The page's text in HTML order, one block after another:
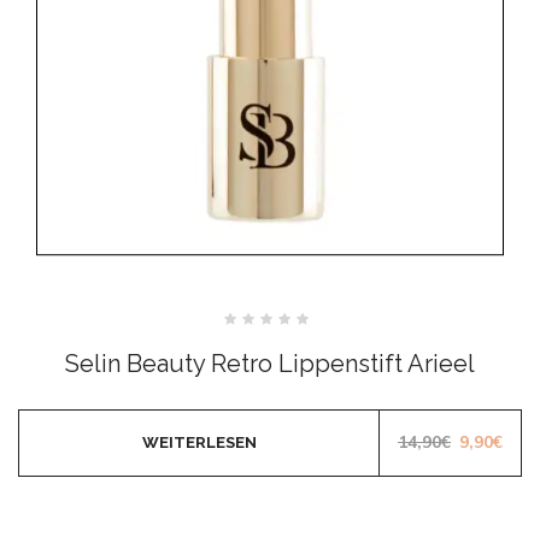
0
von
Selin Beauty Retro Lippenstift Arieel
14,90€ 9,90€
WEITERLESEN